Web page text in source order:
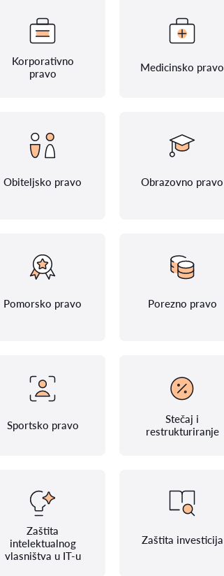
Korporativno
pravo
Medicinsko pravo
Obiteljsko pravo Obrazovno pravo
Pomorsko pravo Porezno pravo
Sportsko pravo
Stečaj i
restrukturiranje
Zaštita
intelektualnog
vlasništva u IT-u
Zaštita investicija